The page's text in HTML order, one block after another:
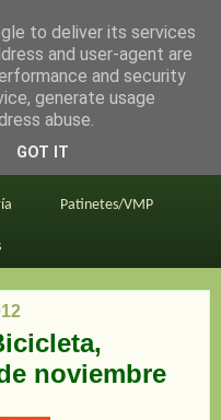
Primeros consejos
Patinetes/VMP
noviembre
to deliver its services
and user-agent are
and security
generate usage
abuse.
GOT IT